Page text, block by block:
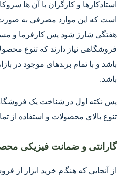
استادکارها و کارگران با آن ها
است که این موارد مصرفی به صورت
هفتگی شارژ شود پس کارفرما و
فروشگاهی نیاز دارند که تنوع
باشد و با تمام برندهای موجود در
باشد.
پس نکته اول در شناخت یک
تنوع بالای محصولات و استفاده از
گارانتی و ضمانت فیزیکی
از آنجایی که هنگام خرید ابزار از